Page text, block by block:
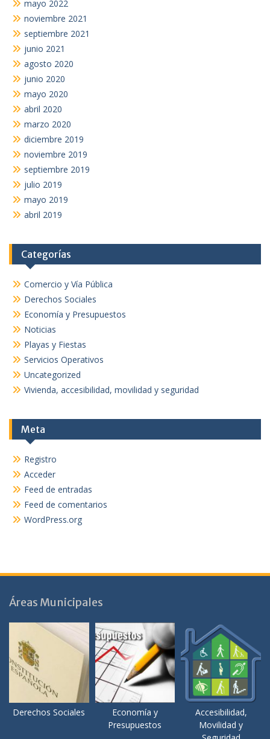
mayo 2022
noviembre 2021
septiembre 2021
junio 2021
agosto 2020
junio 2020
mayo 2020
abril 2020
marzo 2020
diciembre 2019
noviembre 2019
septiembre 2019
julio 2019
mayo 2019
abril 2019
Categorías
Comercio y Vía Pública
Derechos Sociales
Economía y Presupuestos
Noticias
Playas y Fiestas
Servicios Operativos
Uncategorized
Vivienda, accesibilidad, movilidad y seguridad
Meta
Registro
Acceder
Feed de entradas
Feed de comentarios
WordPress.org
Áreas Municipales
Derechos Sociales
Economía y
Presupuestos
Accesibilidad,
Movilidad y